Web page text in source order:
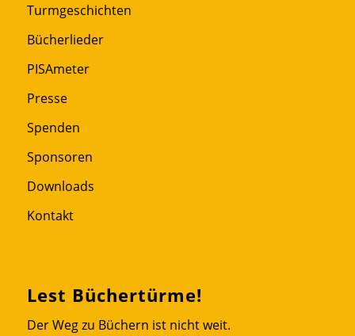
Turmgeschichten
Bücherlieder
PISAmeter
Presse
Spenden
Sponsoren
Downloads
Kontakt
Lest Büchertürme!
Der Weg zu Büchern ist nicht weit.